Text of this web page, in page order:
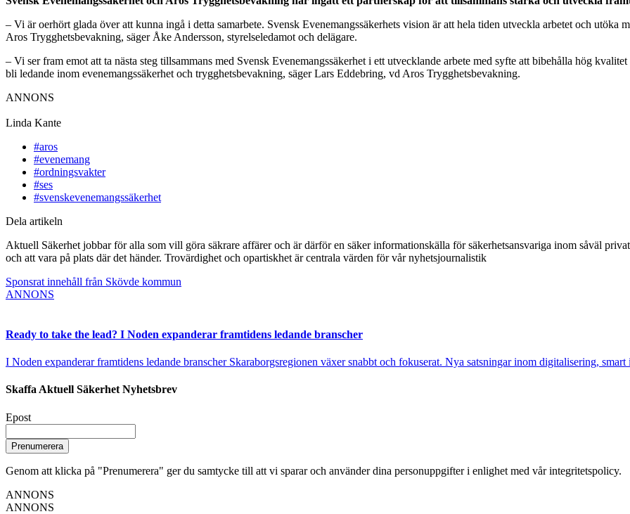
– Vi är oerhört glada över att kunna ingå i detta samarbete. Svensk Evenemangssäkerhets vision är att hela tiden utveckla arbetet och utöka
Aros Trygghetsbevakning, säger Åke Andersson, styrelseledamot och delägare.
– Vi ser fram emot att ta nästa steg tillsammans med Svensk Evenemangssäkerhet i ett utvecklande arbete med syfte att bibehålla hög
bli ledande inom evenemangssäkerhet och trygghetsbevakning, säger Lars Eddebring, vd Aros Trygghetsbevakning.
ANNONS
Linda Kante
#aros
#evenemang
#ordningsvakter
#ses
#svenskevenemangssäkerhet
Dela artikeln
Aktuell Säkerhet jobbar för alla som vill göra säkrare affärer och är därför en säker informationskälla för säkerhetsansvariga inom såväl
och att vara på plats där det händer. Trovärdighet och opartiskhet är centrala värden för vår nyhetsjournalistik
Sponsrat innehåll från Skövde kommun
ANNONS
Ready to take the lead? I Noden expanderar framtidens ledande branscher
I Noden expanderar framtidens ledande branscher Skaraborgsregionen växer snabbt och fokuserat. Nya satsningar inom digitalisering,
Skaffa Aktuell Säkerhet Nyhetsbrev
Epost
Prenumerera
Genom att klicka på "Prenumerera" ger du samtycke till att vi sparar och använder dina personuppgifter i enlighet med vår integritetspolicy.
ANNONS
ANNONS